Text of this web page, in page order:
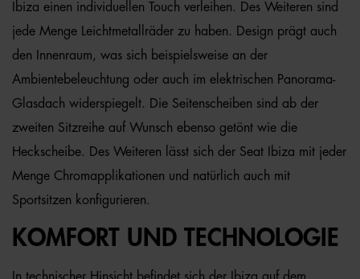
Ibiza einen individuellen Touch verleihen. Des Weiteren sind
jede Menge Leichtmetallräder zu haben. Design prägt auch
den Innenraum, was sich beispielsweise an der
Ambientebeleuchtung oder auch im elektrischen Panorama-
Glasdach widerspiegelt. Die Seitenscheiben sind ab der
zweiten Sitzreihe auf Wunsch ebenso getönt wie die
Heckscheibe. Des Weiteren lässt sich der Seat Ibiza mit jeder
Menge Chromapplikationen und natürlich auch mit
Sportsitzen konfigurieren.
KOMFORT UND TECHNOLOGIE